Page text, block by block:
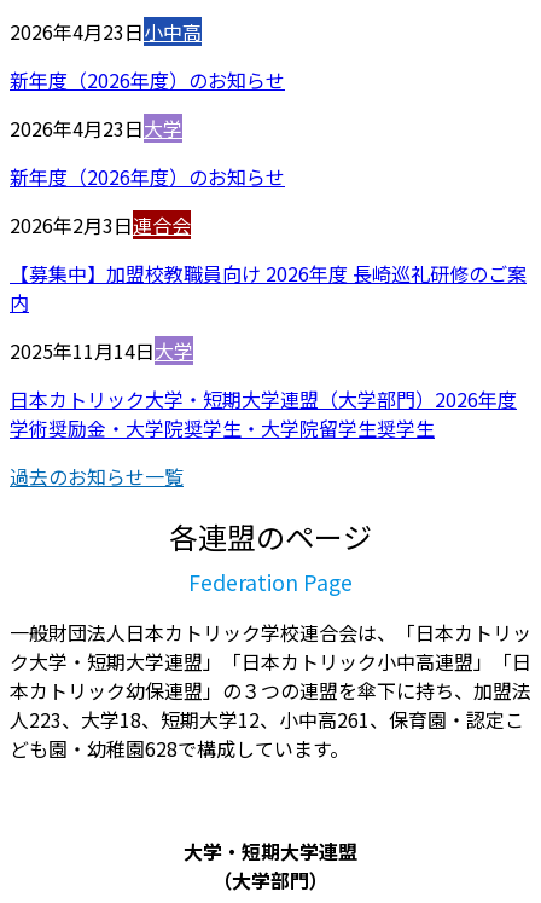
2026年4月23日小中高
新年度（2026年度）のお知らせ
2026年4月23日大学
新年度（2026年度）のお知らせ
2026年2月3日連合会
【募集中】加盟校教職員向け 2026年度 長崎巡礼研修のご案
内
2025年11月14日大学
日本カトリック大学・短期大学連盟（大学部門）2026年度
学術奨励金・大学院奨学生・大学院留学生奨学生
過去のお知らせ一覧
各連盟のページ
Federation Page
一般財団法人日本カトリック学校連合会は、「日本カトリッ
ク大学・短期大学連盟」「日本カトリック小中高連盟」「日
本カトリック幼保連盟」の３つの連盟を傘下に持ち、加盟法
人223、大学18、短期大学12、小中高261、保育園・認定こ
ども園・幼稚園628で構成しています。
大学・短期大学連盟
（大学部門）